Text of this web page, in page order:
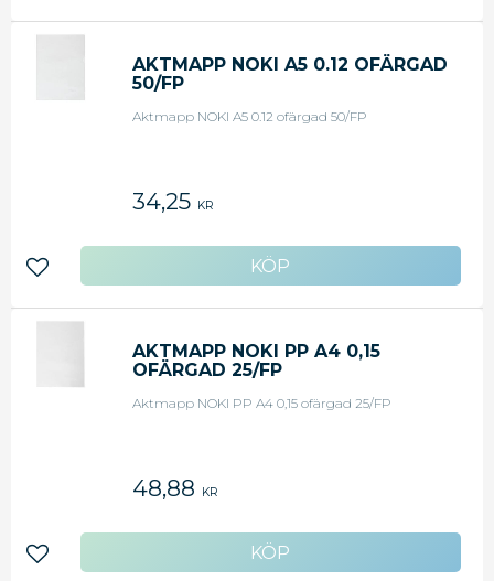
AKTMAPP NOKI A5 0.12 OFÄRGAD
50/FP
Aktmapp NOKI A5 0.12 ofärgad 50/FP
34,25 KR
Lägg till i favoriter
AKTMAPP NOKI PP A4 0,15
OFÄRGAD 25/FP
Aktmapp NOKI PP A4 0,15 ofärgad 25/FP
48,88 KR
Lägg till i favoriter